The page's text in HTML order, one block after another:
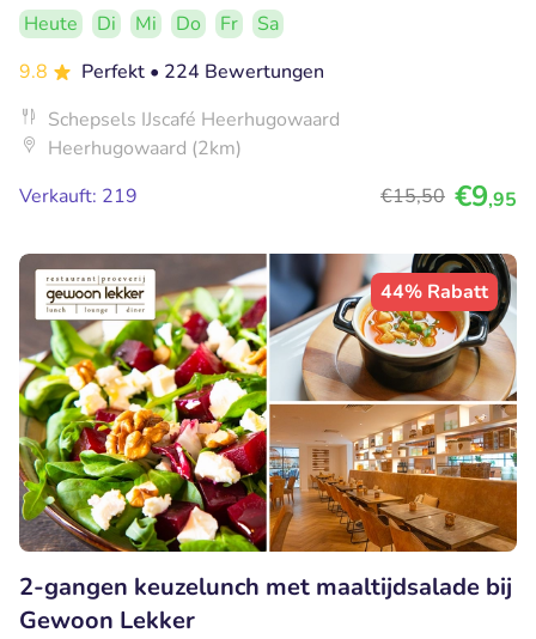
Heute Di Mi Do Fr
Sa
9.8
Perfekt • 224 Bewertungen
Schepsels IJscafé Heerhugowaard
Heerhugowaard (2km)
Verkauft: 219
€15,50 €9,95
44% Rabatt
2-gangen keuzelunch met maaltijdsalade bij
Gewoon Lekker